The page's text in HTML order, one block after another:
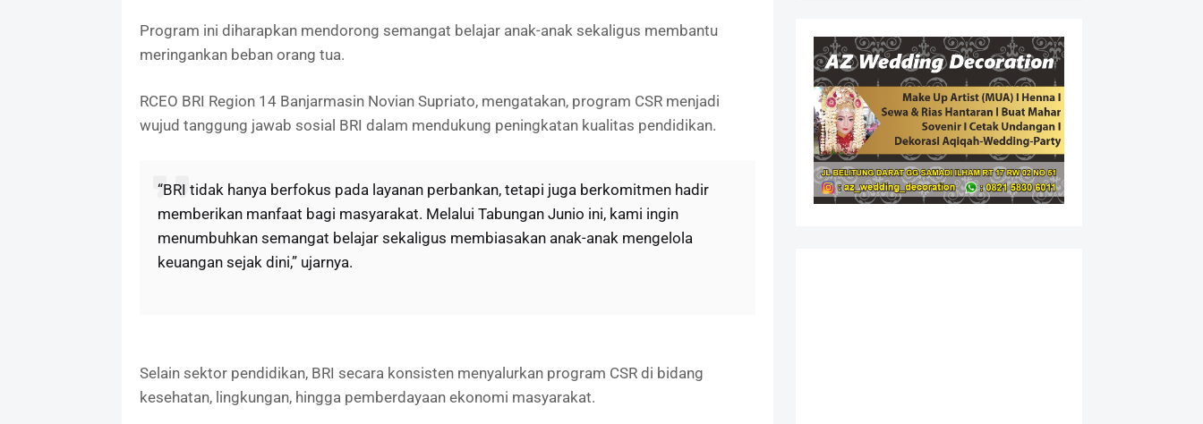
Program ini diharapkan mendorong semangat belajar anak-anak sekaligus membantu
meringankan beban orang tua.
RCEO BRI Region 14 Banjarmasin Novian Supriato, mengatakan, program CSR menjadi
wujud tanggung jawab sosial BRI dalam mendukung peningkatan kualitas pendidikan.
“BRI tidak hanya berfokus pada layanan perbankan, tetapi juga berkomitmen hadir
memberikan manfaat bagi masyarakat. Melalui Tabungan Junio ini, kami ingin
menumbuhkan semangat belajar sekaligus membiasakan anak-anak mengelola
keuangan sejak dini,” ujarnya.
Selain sektor pendidikan, BRI secara konsisten menyalurkan program CSR di bidang
kesehatan, lingkungan, hingga pemberdayaan ekonomi masyarakat.